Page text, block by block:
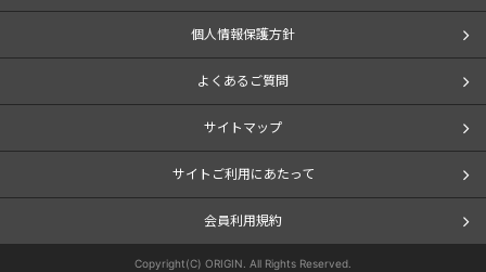
個人情報保護方針
よくあるご質問
サイトマップ
サイトご利用にあたって
会員利用規約
Copyright(C) ORIGIN. All Rights Reserved.